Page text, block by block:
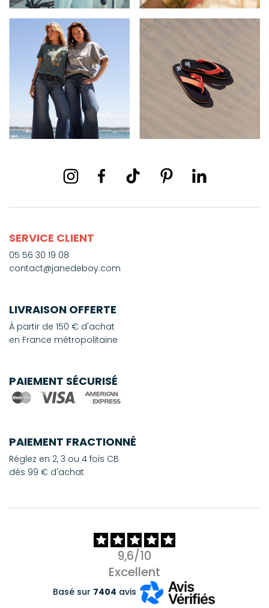
SERVICE CLIENT
05 56 30 19 08
contact@janedeboy.com
LIVRAISON OFFERTE
À partir de 150 € d'achat
en France métropolitaine
PAIEMENT SÉCURISÉ
PAIEMENT FRACTIONNÉ
Réglez en 2, 3 ou 4 fois CB
dès 99 € d'achat
9,6/10
Excellent
Basé sur 7404 avis